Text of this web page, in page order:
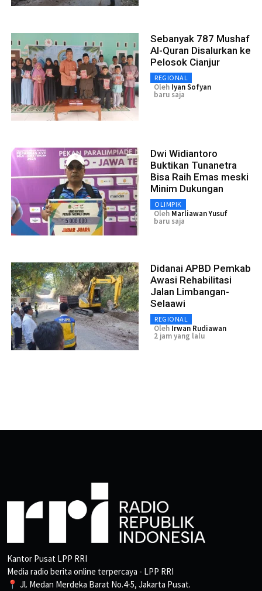
Sebanyak 787 Mushaf
Al-Quran Disalurkan ke
Pelosok Cianjur
REGIONAL
Oleh Iyan Sofyan
baru saja
Dwi Widiantoro
Buktikan Tunanetra
Bisa Raih Emas meski
Minim Dukungan
OLIMPIK
Oleh Marliawan Yusuf
baru saja
Didanai APBD Pemkab
Awasi Rehabilitasi
Jalan Limbangan-
Selaawi
REGIONAL
Oleh Irwan Rudiawan
2 jam yang lalu
Kantor Pusat LPP RRI
Media radio berita online terpercaya - LPP RRI
📍 Jl. Medan Merdeka Barat No.4-5, Jakarta Pusat.